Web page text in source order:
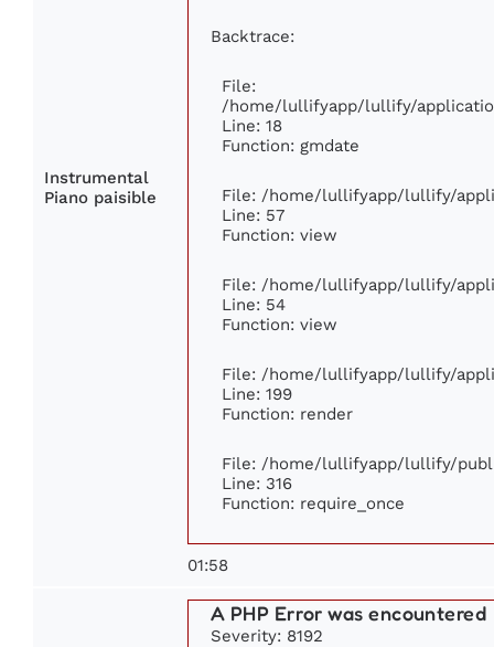
Instrumental
Piano paisible
Backtrace:
File:
/home/lullifyapp/lullify/
Line: 18
Function: gmdate
File: /home/lullifyapp/lullify/
Line: 57
Function: view
File: /home/lullifyapp/lullify/
Line: 54
Function: view
File: /home/lullifyapp/lullify/
Line: 199
Function: render
File: /home/lullifyapp/lullify/
Line: 316
Function: require_once
01:58
A PHP Error was encountered
Severity: 8192